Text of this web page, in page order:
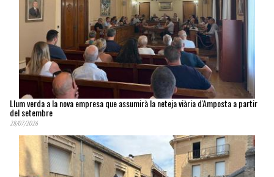
Llum verda a la nova empresa que assumirà la neteja viària d'Amposta a partir
del setembre
28/07/2026